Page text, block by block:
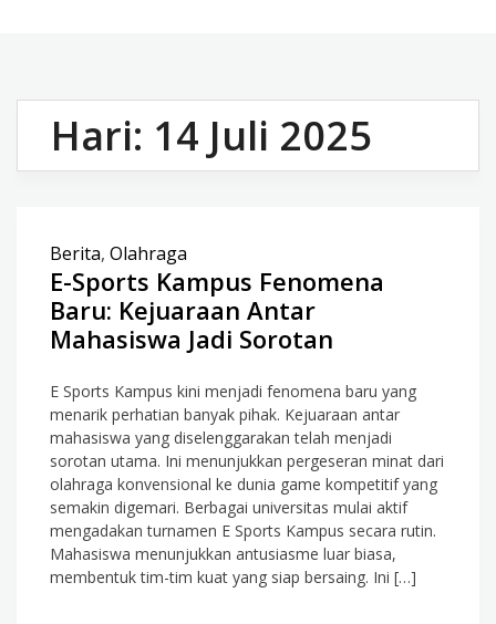
Hari: 14 Juli 2025
Berita, Olahraga
E-Sports Kampus Fenomena
Baru: Kejuaraan Antar
Mahasiswa Jadi Sorotan
E Sports Kampus kini menjadi fenomena baru yang
menarik perhatian banyak pihak. Kejuaraan antar
mahasiswa yang diselenggarakan telah menjadi
sorotan utama. Ini menunjukkan pergeseran minat dari
olahraga konvensional ke dunia game kompetitif yang
semakin digemari. Berbagai universitas mulai aktif
mengadakan turnamen E Sports Kampus secara rutin.
Mahasiswa menunjukkan antusiasme luar biasa,
membentuk tim-tim kuat yang siap bersaing. Ini […]